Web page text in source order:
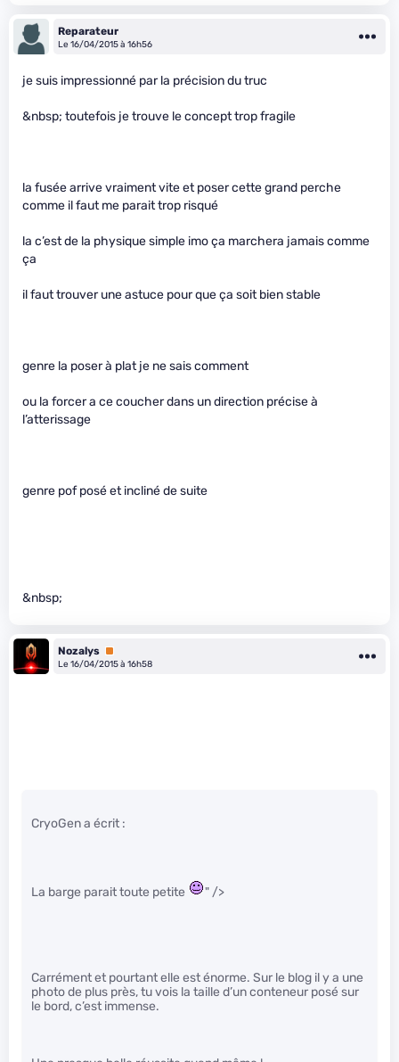
Reparateur
Le 16/04/2015 à 16h56
je suis impressionné par la précision du truc
&nbsp; toutefois je trouve le concept trop fragile
la fusée arrive vraiment vite et poser cette grand perche
comme il faut me parait trop risqué
la c’est de la physique simple imo ça marchera jamais comme
ça
il faut trouver une astuce pour que ça soit bien stable
genre la poser à plat je ne sais comment
ou la forcer a ce coucher dans un direction précise à
l’atterissage
genre pof posé et incliné de suite
&nbsp;
Nozalys Premium
Le 16/04/2015 à 16h58
CryoGen a écrit :
La barge parait toute petite " />
Carrément et pourtant elle est énorme. Sur le blog il y a une
photo de plus près, tu vois la taille d’un conteneur posé sur
le bord, c’est immense.